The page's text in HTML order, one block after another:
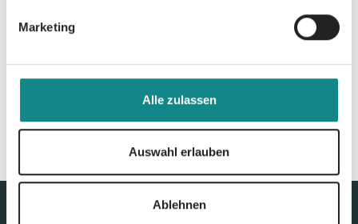
Marketing
Alle zulassen
Auswahl erlauben
Ablehnen